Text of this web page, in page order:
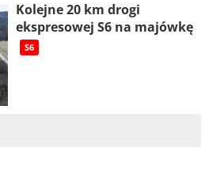
Kolejne 20 km drogi
ekspresowej S6 na majówkę
S6